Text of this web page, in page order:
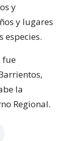
y
y lugares
especies.
fue
la
Regional.